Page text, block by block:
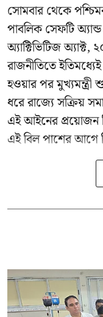
সোমবার থেকে
পাবলিক সেফটি
অ্যাক্টিভিটিজ
রাজনীতিতে
হওয়ার পর মুখ্যমন্ত্রী
ধরে রাজ্যে সক্রিয়
এই আইনের প্রয়োজন
এই বিল পাশের আগে